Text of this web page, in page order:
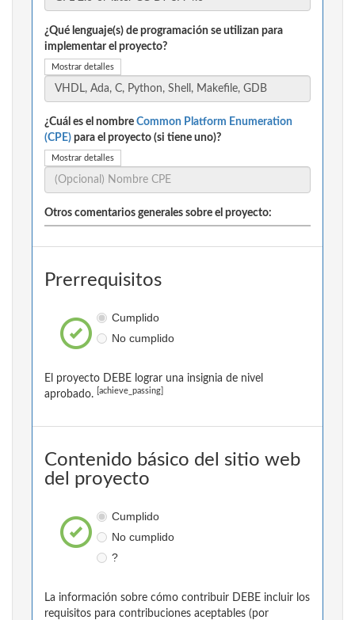
¿Qué lenguaje(s) de programación se utilizan para
implementar el proyecto?
Mostrar detalles
¿Cuál es el nombre Common Platform Enumeration
(CPE) para el proyecto (si tiene uno)?
Mostrar detalles
Otros comentarios generales sobre el proyecto:
Prerrequisitos
Cumplido
No cumplido
El proyecto DEBE lograr una insignia de nivel
aprobado.
[achieve_passing]
Contenido básico del sitio web
del proyecto
Cumplido
No cumplido
?
La información sobre cómo contribuir DEBE incluir los
requisitos para contribuciones aceptables (por